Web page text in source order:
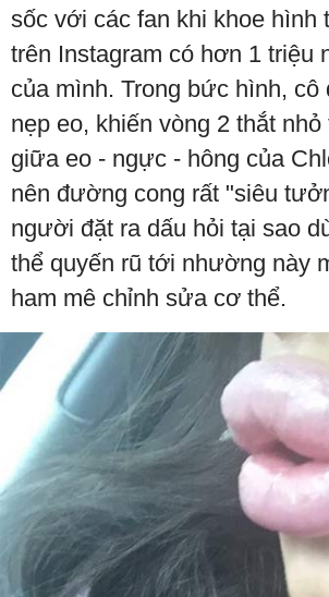
sốc với các fan khi khoe hình
trên Instagram có hơn 1 triệu
của mình. Trong bức hình, cô
nẹp eo, khiến vòng 2 thắt
giữa eo - ngực - hông của
nên đường cong rất "siêu
người đặt ra dấu hỏi tại sao
thể quyến rũ tới nhường này
ham mê chỉnh sửa cơ thể.